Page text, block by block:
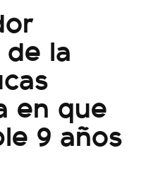
la
en que
9 años